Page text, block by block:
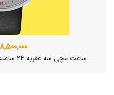
18,500,000
ساعت مچی سه عقربه 24 ساعته سفید TRES 24 Plus White